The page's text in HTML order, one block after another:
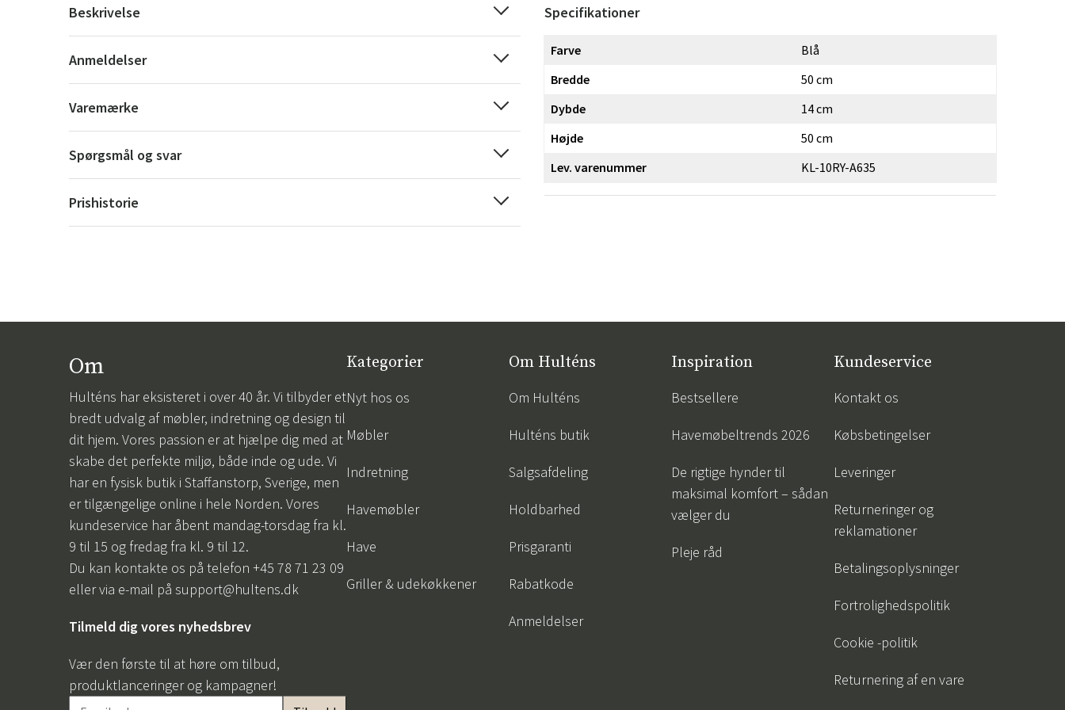
Beskrivelse
Anmeldelser
Varemærke
Spørgsmål og svar
Prishistorie
Specifikationer
Farve
Blå
Bredde
50 cm
Dybde
14 cm
Højde
50 cm
Lev. varenummer
KL-10RY-A635
Om
Hulténs har eksisteret i over 40 år. Vi tilbyder et
bredt udvalg af møbler, indretning og design til
dit hjem. Vores passion er at hjælpe dig med at
skabe det perfekte miljø, både inde og ude. Vi
har en fysisk butik i Staffanstorp, Sverige, men
er tilgængelige online i hele Norden. Vores
kundeservice har åbent mandag-torsdag fra kl.
9 til 15 og fredag fra kl. 9 til 12.
Du kan kontakte os på telefon +45 78 71 23 09
eller via e-mail på support@hultens.dk
Tilmeld dig vores nyhedsbrev
Vær den første til at høre om tilbud,
produktlanceringer og kampagner!
Kategorier
Nyt hos os
Møbler
Indretning
Havemøbler
Have
Griller & udekøkkener
Om Hulténs
Om Hulténs
Hulténs butik
Salgsafdeling
Holdbarhed
Prisgaranti
Rabatkode
Anmeldelser
Inspiration
Bestsellere
Havemøbeltrends 2026
De rigtige hynder til
maksimal komfort – sådan
vælger du
Pleje råd
Kundeservice
Kontakt os
Købsbetingelser
Leveringer
Returneringer og
reklamationer
Betalingsoplysninger
Fortrolighedspolitik
Cookie -politik
Returnering af en vare